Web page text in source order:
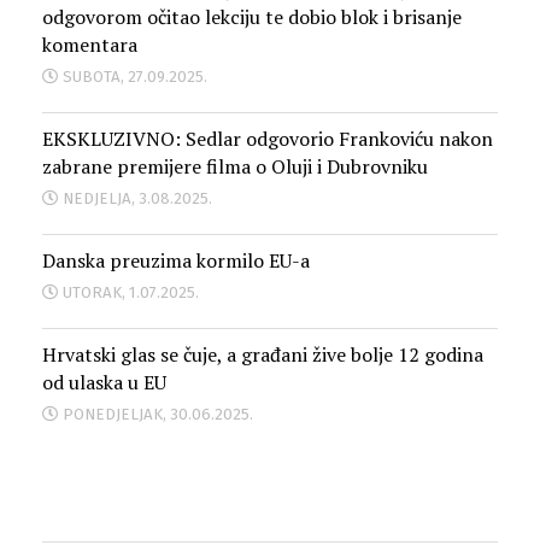
odgovorom očitao lekciju te dobio blok i brisanje
komentara
SUBOTA, 27.09.2025.
EKSKLUZIVNO: Sedlar odgovorio Frankoviću nakon
zabrane premijere filma o Oluji i Dubrovniku
NEDJELJA, 3.08.2025.
Danska preuzima kormilo EU-a
UTORAK, 1.07.2025.
Hrvatski glas se čuje, a građani žive bolje 12 godina
od ulaska u EU
PONEDJELJAK, 30.06.2025.